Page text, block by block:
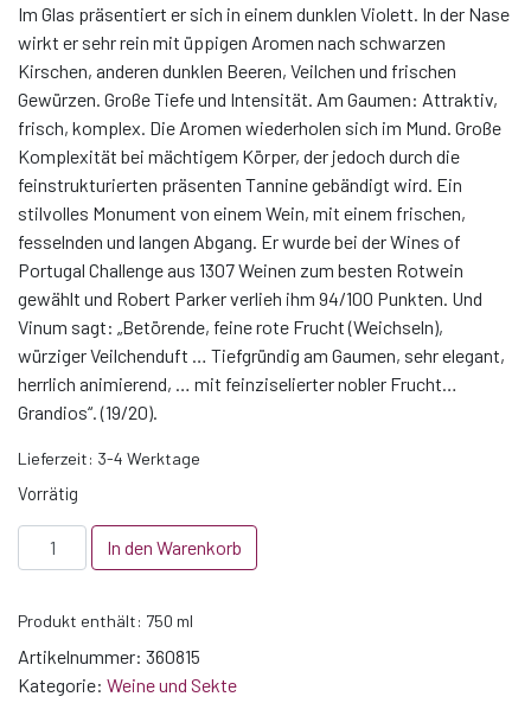
Im Glas präsentiert er sich in einem dunklen Violett. In der Nase
wirkt er sehr rein mit üppigen Aromen nach schwarzen
Kirschen, anderen dunklen Beeren, Veilchen und frischen
Gewürzen. Große Tiefe und Intensität. Am Gaumen: Attraktiv,
frisch, komplex. Die Aromen wiederholen sich im Mund. Große
Komplexität bei mächtigem Körper, der jedoch durch die
feinstrukturierten präsenten Tannine gebändigt wird. Ein
stilvolles Monument von einem Wein, mit einem frischen,
fesselnden und langen Abgang. Er wurde bei der Wines of
Portugal Challenge aus 1307 Weinen zum besten Rotwein
gewählt und Robert Parker verlieh ihm 94/100 Punkten. Und
Vinum sagt: „Betörende, feine rote Frucht (Weichseln),
würziger Veilchenduft … Tiefgründig am Gaumen, sehr elegant,
herrlich animierend, … mit feinziselierter nobler Frucht…
Grandios“. (19/20).
Lieferzeit: 3-4 Werktage
Vorrätig
Quinta
do
Touriga
Nacional
2015
In den Warenkorb
Produkt enthält: 750 ml
Artikelnummer: 360815
Kategorie: Weine und Sekte